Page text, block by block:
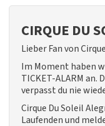
CIRQUE DU
Lieber Fan von
Im Moment haben
TICKET-ALARM
verpasst du nie
Cirque Du Soleil
Laufenden und